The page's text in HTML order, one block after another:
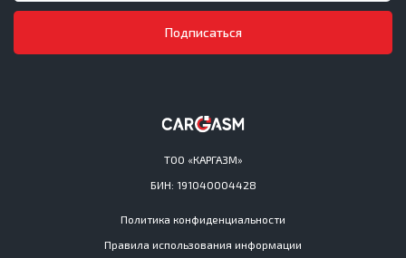
ТОО «КАРГАЗМ»
БИН: 191040004428
Политика конфиденциальности
Правила использования информации
Подписаться